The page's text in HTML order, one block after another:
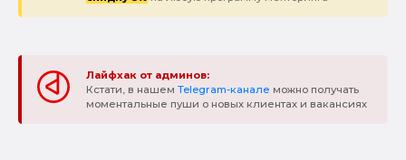
Лайфхак от админов:
Кстати, в нашем Telegram-канале можно получать
моментальные пуши о новых клиентах и вакансиях